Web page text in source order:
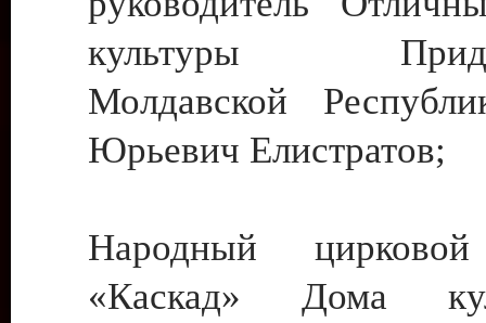
культуры
Молдавской
Юрьевич Елистратов;
Народный цирковой
«Каскад» Дома